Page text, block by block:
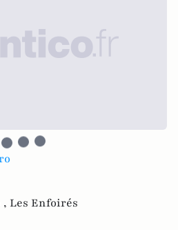
, Les Enfoirés